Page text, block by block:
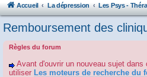
Accueil La dépression
Remboursement des
Règles du forum
Avant d'ouvrir un nouveau sujet
utiliser Les moteurs de recherche du